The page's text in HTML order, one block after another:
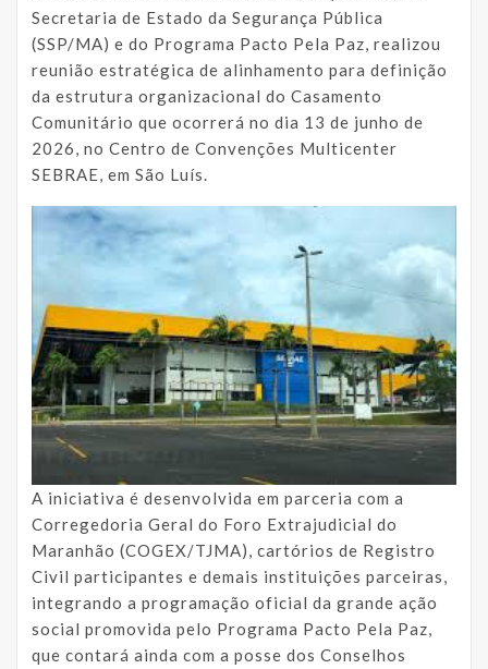
Secretaria de Estado da Segurança Pública
(SSP/MA) e do Programa Pacto Pela Paz, realizou
reunião estratégica de alinhamento para definição
da estrutura organizacional do Casamento
Comunitário que ocorrerá no dia 13 de junho de
2026, no Centro de Convenções Multicenter
SEBRAE, em São Luís.
A iniciativa é desenvolvida em parceria com a
Corregedoria Geral do Foro Extrajudicial do
Maranhão (COGEX/TJMA), cartórios de Registro
Civil participantes e demais instituições parceiras,
integrando a programação oficial da grande ação
social promovida pelo Programa Pacto Pela Paz,
que contará ainda com a posse dos Conselhos